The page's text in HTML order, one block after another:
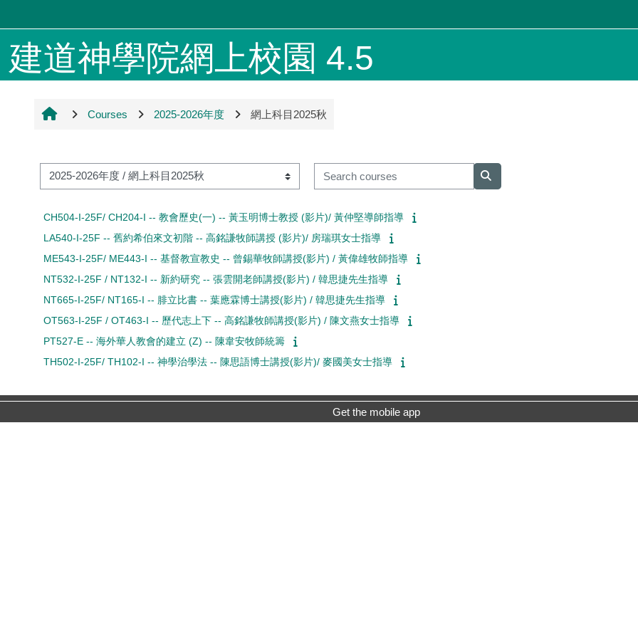
建道神學院網上校園 4.5
Courses 2025-2026年度 網上科目2025秋
Course categories
Search courses
CH504-I-25F/ CH204-I -- 教會歷史(一) -- 黃玉明博士教授 (影片)/ 黃仲堅導師指導
LA540-I-25F -- 舊約希伯來文初階 -- 高銘謙牧師講授 (影片)/ 房瑞琪女士指導
ME543-I-25F/ ME443-I -- 基督教宣教史 -- 曾錫華牧師講授(影片) / 黃偉雄牧師指導
NT532-I-25F / NT132-I -- 新約研究 -- 張雲開老師講授(影片) / 韓思捷先生指導
NT665-I-25F/ NT165-I -- 腓立比書 -- 葉應霖博士講授(影片) / 韓思捷先生指導
OT563-I-25F / OT463-I -- 歷代志上下 -- 高銘謙牧師講授(影片) / 陳文燕女士指導
PT527-E -- 海外華人教會的建立 (Z) -- 陳韋安牧師統籌
TH502-I-25F/ TH102-I -- 神學治學法 -- 陳思語博士講授(影片)/ 麥國美女士指導
Get the mobile app